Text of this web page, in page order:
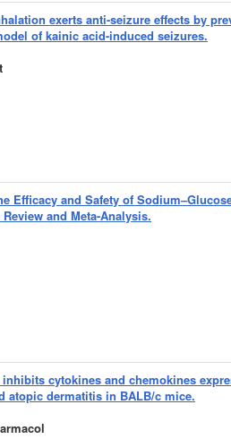
exerts anti-seizure effects by
of kainic acid-induced seizures.
Efficacy and Safety of
and Meta-Analysis.
cytokines and chemokines
atopic dermatitis in BALB/c mice.